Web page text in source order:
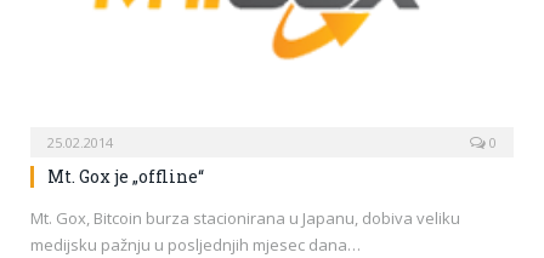
25.02.2014 0
Mt. Gox je „offline“
Mt. Gox, Bitcoin burza stacionirana u Japanu, dobiva veliku
medijsku pažnju u posljednjih mjesec dana…